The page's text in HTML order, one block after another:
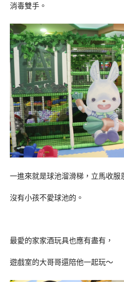
消毒雙手。
一進來就是球池溜滑梯，立馬收服
沒有小孩不愛球池的。
最愛的家家酒玩具也應有盡有，
遊戲室的大哥哥還陪他一起玩～